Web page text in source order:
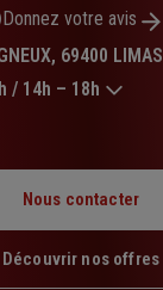
Donnez votre avis
69400 LIMAS
Ouvert 09h – 12h / 14h – 18h
/ 14h – 18h
/ 14h – 18h
Nous contacter
Découvrir nos offres